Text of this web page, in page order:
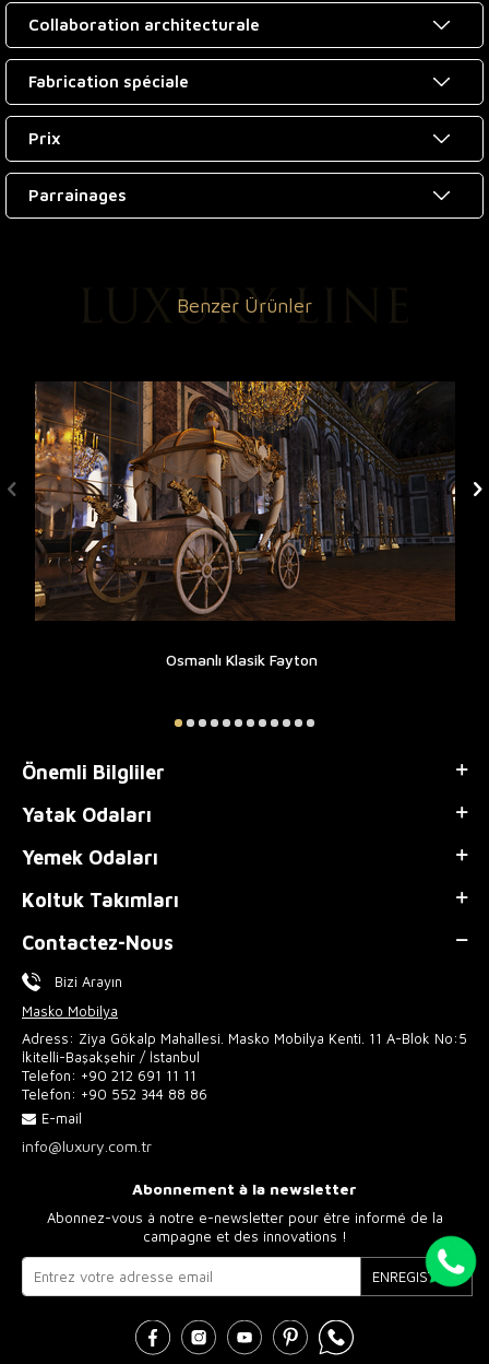
Collaboration architecturale
Fabrication spéciale
Prix
Parrainages
Benzer Ürünler
Osmanlı Klasik Fayton
Önemli Bilgliler
Yatak Odaları
Yemek Odaları
Koltuk Takımları
Contactez-Nous
Bizi Arayın
Masko Mobilya
Adress: Ziya Gökalp Mahallesi. Masko Mobilya Kenti. 11 A-Blok No:5
İkitelli-Başakşehir / İstanbul
Telefon: +90 212 691 11 11
Telefon: +90 552 344 88 86
E-mail
info@luxury.com.tr
Abonnement à la newsletter
Abonnez-vous à notre e-newsletter pour être informé de la
campagne et des innovations !
ENREGISTRER